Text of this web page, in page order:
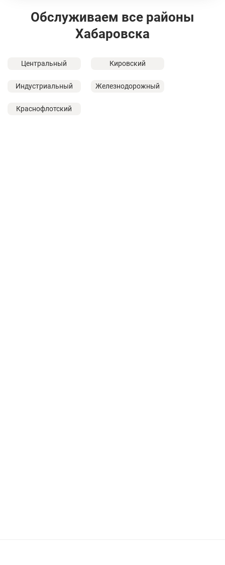
Обслуживаем все районы
Хабаровска
Центральный Кировский
Индустриальный Железнодорожный
Краснофлотский